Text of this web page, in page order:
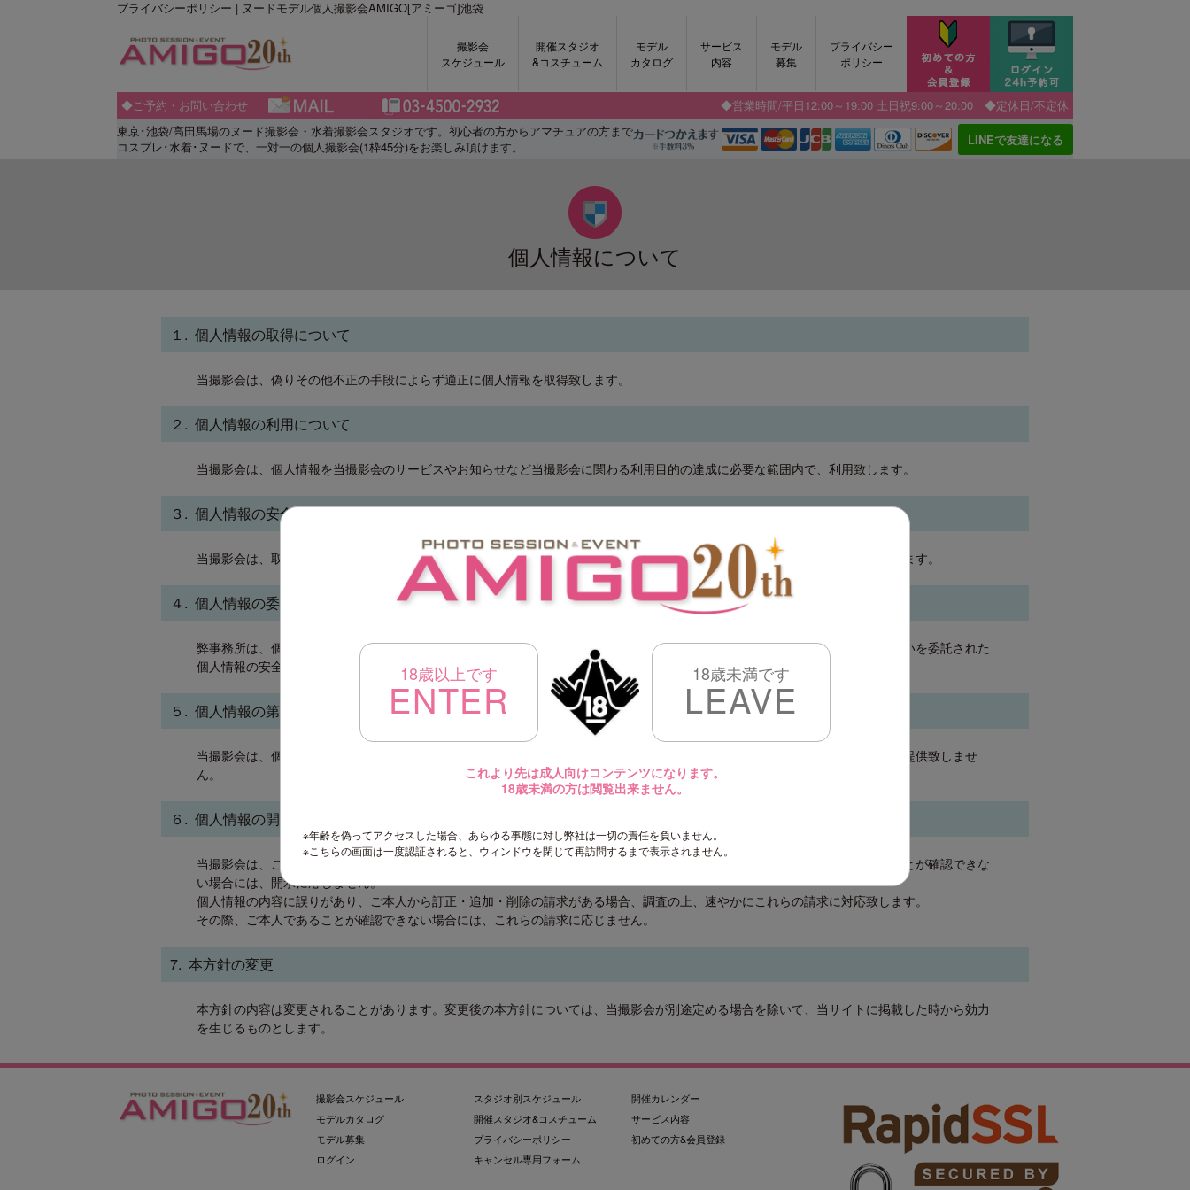
プライバシーポリシー | ヌードモデル個人撮影会AMIGO[アミーゴ]池袋
撮影会
スケジュール
開催スタジオ
&コスチューム
モデル
カタログ
サービス
内容
モデル
募集
プライバシー
ポリシー
◆ご予約・お問い合わせ
◆営業時間/平日12:00～19:00 土日祝9:00～20:00 ◆定休日/不定休
東京･池袋/高田馬場のヌード撮影会・水着撮影会スタジオです。初心者の方からアマチュアの方まで
コスプレ･水着･ヌードで、一対一の個人撮影会(1枠45分)をお楽しみ頂けます。
LINEで友達になる
個人情報について
１. 個人情報の取得について
当撮影会は、偽りその他不正の手段によらず適正に個人情報を取得致します。
２. 個人情報の利用について
当撮影会は、個人情報を当撮影会のサービスやお知らせなど当撮影会に関わる利用目的の達成に必要な範囲内で、利用致します。
３. 個人情報の安全管理について
当撮影会は、取り扱う個人情報の漏洩、滅失または毀損の防止その他の個人情報の安全管理のために必要かつ適切な措置を講じます。
４. 個人情報の委託について
弊事務所は、個人情報の取り扱いの全部または一部を第三者に委託する場合は、当該第三者について厳正な調査を行い、取り扱いを委託された
個人情報の安全管理が図られるよう当該第三者に対する必要かつ適切な監督を行います。
５. 個人情報の第三者提供について
当撮影会は、個人情報保護法等の法令に定めのある場合を除き、個人情報をあらかじめご本人の同意を得ることなく、第三者に提供致しませ
ん。
６. 個人情報の開示・訂正等について
当撮影会は、ご本人から自己の個人情報についての開示の請求がある場合、速やかに開示を致します。その際、ご本人であることが確認できな
い場合には、開示に応じません。
個人情報の内容に誤りがあり、ご本人から訂正・追加・削除の請求がある場合、調査の上、速やかにこれらの請求に対応致します。
その際、ご本人であることが確認できない場合には、これらの請求に応じません。
7. 本方針の変更
本方針の内容は変更されることがあります。変更後の本方針については、当撮影会が別途定める場合を除いて、当サイトに掲載した時から効力
を生じるものとします。
撮影会スケジュール スタジオ別スケジュール
開催カレンダー
モデルカタログ
開催スタジオ&コスチューム
サービス内容
モデル募集
プライバシーポリシー
初めての方&会員登録
ログイン
キャンセル専用フォーム
18歳以上です
ENTER
18歳未満です
LEAVE
これより先は成人向けコンテンツになります。
18歳未満の方は閲覧出来ません。
※年齢を偽ってアクセスした場合、あらゆる事態に対し弊社は一切の責任を負いません。
※こちらの画面は一度認証されると、ウィンドウを閉じて再訪問するまで表示されません。